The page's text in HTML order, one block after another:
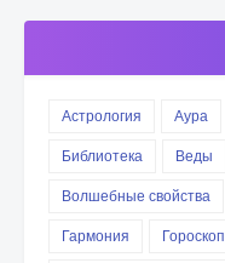
Астрология Аура
Библиотека
Веды
Волшебные свойства
Гармония
Гороскоп